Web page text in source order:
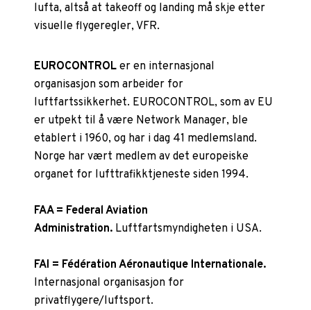
lufta, altså at takeoff og landing må skje etter
visuelle flygeregler, VFR.
EUROCONTROLer en internasjonal
organisasjon som arbeider for
luftfartssikkerhet. EUROCONTROL, som av EU
er utpekt til å være Network Manager, ble
etablert i 1960, og har i dag 41 medlemsland.
Norge har vært medlem av det europeiske
organet for lufttrafikktjeneste siden 1994.
FAA = Federal Aviation
Administration. Luftfartsmyndigheten i USA.
FAI = Fédération Aéronautique Internationale.
Internasjonal organisasjon for
privatflygere/luftsport.